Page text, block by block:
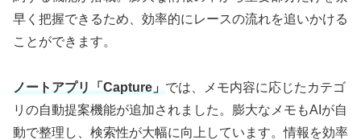
早く把握できるため、効率的にレースの流れを追いかける
ことができます。
ノートアプリ「Capture」 では、メモ内容に応じたカテゴ
リの自動提案機能が追加されました。膨大なメモもAIが自
動で整理し、検索性が大幅に向上しています。情報を効率